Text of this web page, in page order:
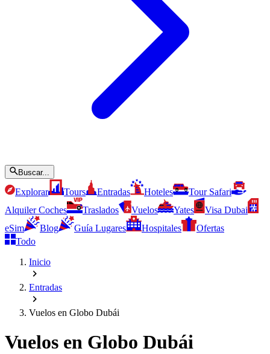
Buscar...
Explorar Tours Entradas Hoteles
Tour Safari
Alquiler Coches
Traslados Vuelos Yates
Visa Dubai
eSim
Blog Guía Lugares Hospitales
Ofertas
Todo
Inicio
Entradas
Vuelos en Globo Dubái
Vuelos en Globo Dubái